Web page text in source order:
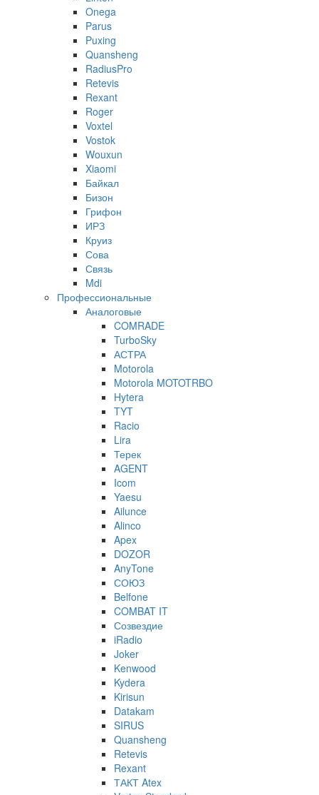
Onega
Parus
Puxing
Quansheng
RadiusPro
Retevis
Rexant
Roger
Voxtel
Vostok
Wouxun
Xiaomi
Байкал
Бизон
Грифон
ИРЗ
Круиз
Сова
Связь
Mdi
Профессиональные
Аналоговые
COMRADE
TurboSky
АСТРА
Motorola
Motorola MOTOTRBO
Hytera
TYT
Racio
Lira
Терек
AGENT
Icom
Yaesu
Ailunce
Alinco
Apex
DOZOR
AnyTone
СОЮЗ
Belfone
COMBAT IT
Созвездие
iRadio
Joker
Kenwood
Kydera
Kirisun
Datakam
SIRUS
Quansheng
Retevis
Rexant
ТАКТ Atex